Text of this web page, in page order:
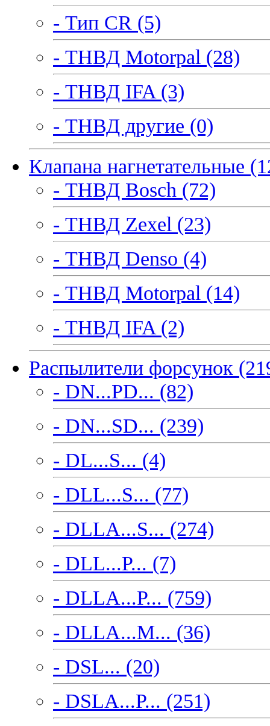
- Тип CR (5)
- ТНВД Motorpal (28)
- ТНВД IFA (3)
- ТНВД другие (0)
Клапана нагнетательные
- ТНВД Bosch (72)
- ТНВД Zexel (23)
- ТНВД Denso (4)
- ТНВД Motorpal (14)
- ТНВД IFA (2)
Распылители форсунок
- DN...PD... (82)
- DN...SD... (239)
- DL...S... (4)
- DLL...S... (77)
- DLLA...S... (274)
- DLL...P... (7)
- DLLA...P... (759)
- DLLA...M... (36)
- DSL... (20)
- DSLA...P... (251)